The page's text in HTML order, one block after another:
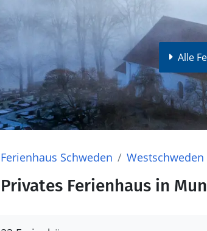
Alle
Ferienhaus Schweden Westschweden
Privates Ferienhaus in